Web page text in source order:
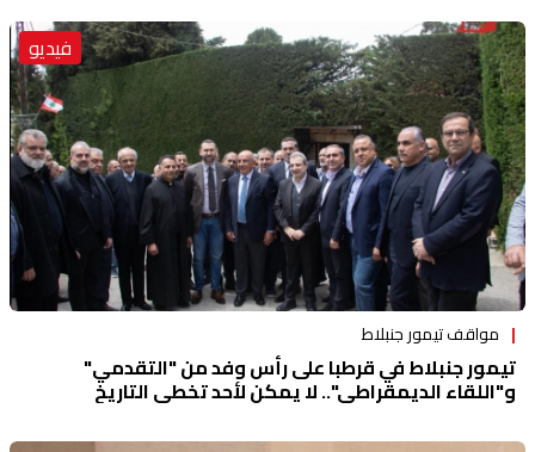
فيديو
مواقف تيمور جنبلاط
تيمور جنبلاط في قرطبا على رأس وفد من "التقدمي"
و"اللقاء الديمقراطي".. لا يمكن لأحد تخطي التاريخ